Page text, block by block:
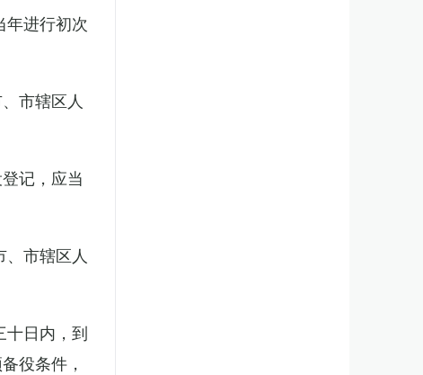
进行初次
市辖区人
记，应当
市辖区人
十日内，到
役条件，